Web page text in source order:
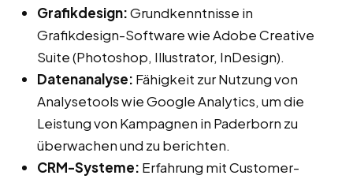
Grafikdesign:Grundkenntnisse in
Grafikdesign-Software wie Adobe Creative
Suite (Photoshop, Illustrator, InDesign).
Datenanalyse: Fähigkeit zur Nutzung von
Analysetools wie Google Analytics, um die
Leistung von Kampagnen in Paderborn zu
überwachen und zu berichten.
CRM-Systeme: Erfahrung mit Customer-